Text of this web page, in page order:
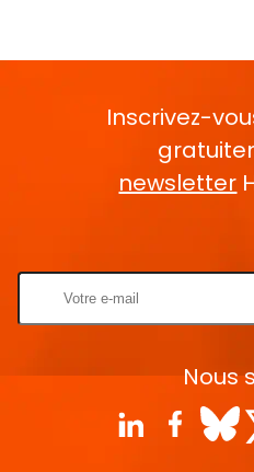
Inscrivez-
newsletter
Nous